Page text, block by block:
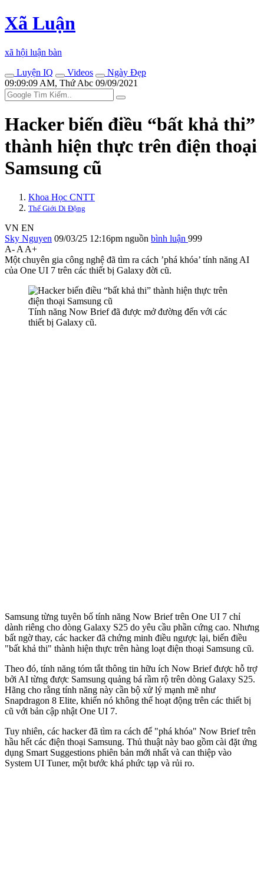
Xã Luận
xã hội luận bàn
Luyện IQ
Videos
Ngày Đẹp
09:09:09 AM, Thứ Abc 09/09/2021
Hacker biến điều “bất khả thi”
thành hiện thực trên điện thoại
Samsung cũ
Khoa Học CNTT
Thế Giới Di Động
VN EN
Sky Nguyen 09/03/25 12:16pm nguồn bình luận 999
A- A A+
Một chuyên gia công nghệ đã tìm ra cách ’phá khóa’ tính năng AI
của One UI 7 trên các thiết bị Galaxy đời cũ.
Tính năng Now Brief đã được mở đường đến với các
thiết bị Galaxy cũ.
Samsung từng tuyên bố tính năng Now Brief trên One UI 7 chỉ
dành riêng cho dòng Galaxy S25 do yêu cầu phần cứng cao. Nhưng
bất ngờ thay, các hacker đã chứng minh điều ngược lại, biến điều
"bất khả thi" thành hiện thực trên hàng loạt điện thoại Samsung cũ.
Theo đó, tính năng tóm tắt thông tin hữu ích Now Brief được hỗ trợ
bởi AI từng được Samsung quảng bá rầm rộ trên dòng Galaxy S25.
Hãng cho rằng tính năng này cần bộ xử lý mạnh mẽ như
Snapdragon 8 Elite, khiến nó không thể hoạt động trên các thiết bị
cũ với bản cập nhật One UI 7.
Tuy nhiên, các hacker đã tìm ra cách để "phá khóa" Now Brief trên
hầu hết các điện thoại Samsung. Thủ thuật này bao gồm cài đặt ứng
dụng Smart Suggestions phiên bản mới nhất và can thiệp vào
System UI Tuner, một bước khá phức tạp và rủi ro.